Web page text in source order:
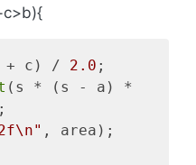
+ c) /
2.0 ;
(s * (s - a) *
, area);